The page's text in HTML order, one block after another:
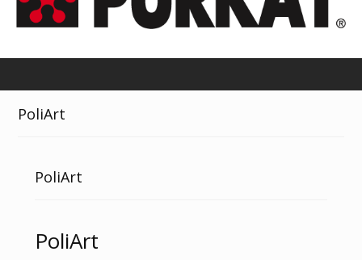
PoliArt
PoliArt
PoliArt